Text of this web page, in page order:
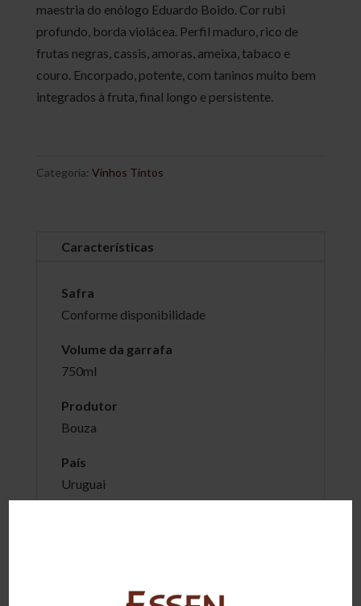
maestria do enólogo Eduardo Boido. Cor rubi
profundo, borda violácea. Perfil maduro, rico de
frutas negras, cassis, amoras, ameixa, tabaco e
couro. Encorpado, potente, com taninos muito bem
integrados à fruta, final longo e persistente.
Categoria: Vinhos Tintos
Características
Safra
Conforme disponibilidade
Volume da garrafa
750ml
Produtor
Bouza
País
Uruguai